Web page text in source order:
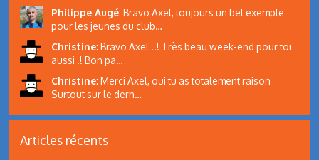
Philippe Augé: Bravo Axel, toujours un bel exemple
pour les jeunes du club…
Christine: Bravo Axel !!! Très beau week-end pour toi
aussi !! Bon pa…
Christine: Merci Axel, oui tu as totalement raison
Surtout sur le dern…
Articles récents